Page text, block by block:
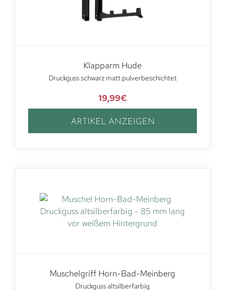
Klapparm Hude
Druckguss schwarz matt pulverbeschichtet
19,99€
ARTIKEL ANZEIGEN
Muschelgriff Horn-Bad-Meinberg
Druckguss altsilberfarbig